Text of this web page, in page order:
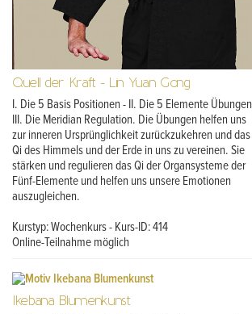
Quell der Kraft - Lin Yuan Gong
I. Die 5 Basis Positionen - II. Die 5 Elemente Übungen
III. Die Meridian Regulation. Die Übungen helfen uns
zur inneren Ursprünglichkeit zurückzukehren und das
Qi des Himmels und der Erde in uns zu vereinen. Sie
stärken und regulieren das Qi der Organsysteme der
Fünf-Elemente und helfen uns unsere Emotionen
auszugleichen.
Kurstyp: Wochenkurs - Kurs-ID: 414
Online-Teilnahme möglich
Ikebana Blumenkunst